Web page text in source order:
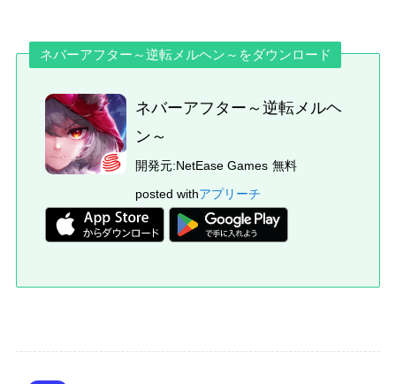
ネバーアフター～逆転メルヘン～をダウンロード
ネバーアフター～逆転メルヘ
ン～
開発元:NetEase Games 無料
posted withアプリーチ